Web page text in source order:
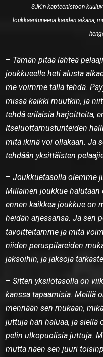
SJK:n kapteenistoon
loukkaantuneena kauden aikana,
– Tämän pitää lähteä
joukkueelle heti alusta
me voimme tällä tehdä.
missä kaikki muutkin, ja
tehdä erilaisia harjoitteita,
Itseluottamustunteiden
mitä ikinä voi ollakaan. Ja
tehdään yksittäisten
–Joukkuetasolla olemme
Millainen joukkue halutaan
ennen kaikkea joukkue on
heidän arjessansa. Ja sen
tavoitteitamme ja mitä
niiden peruspilareiden
jaksoihin, ja jaksoja
–Sitten yksilötasolla on
kanssa tapaamisia. Meillä
mennään sen mukaan,
juttuja hän haluaa, ja siellä
pelin ulkopuolisia juttuja.
mutta näen sen juuri